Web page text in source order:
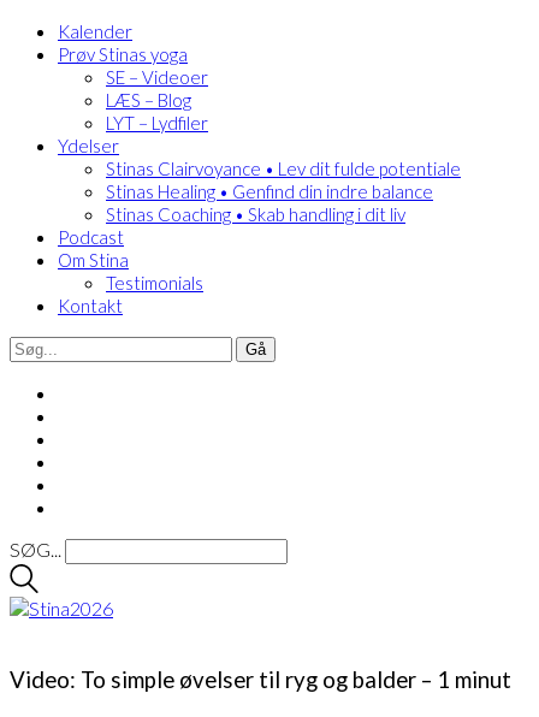
Kalender
Prøv Stinas yoga
SE – Videoer
LÆS – Blog
LYT – Lydfiler
Ydelser
Stinas Clairvoyance • Lev dit fulde potentiale
Stinas Healing • Genfind din indre balance
Stinas Coaching • Skab handling i dit liv
Podcast
Om Stina
Testimonials
Kontakt
SØG...
Video: To simple øvelser til ryg og balder – 1 minut